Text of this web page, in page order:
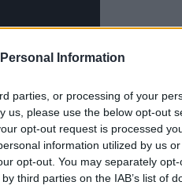
Information
parties, or processing of your
us, please use the below opt-out
opt-out request is processed
information utilized by us
opt-out. You may separately
third parties on the IAB’s list of
un lucru, care e
e plin cu reacţii
- au urmărit